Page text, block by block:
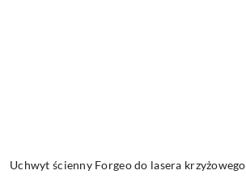
Uchwyt ścienny Forgeo do lasera krzyżowego